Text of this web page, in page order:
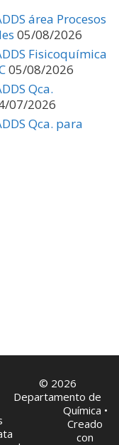
área Procesos
05/08/2026
Fisicoquímica
05/08/2026
Qca.
07/2026
Qca. para
© 2026
Departamento de
Química •
Creado
con